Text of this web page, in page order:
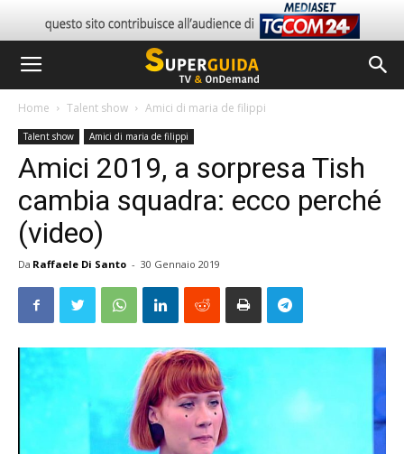
Home Talent show Amici di maria de filippi
Talent show Amici di maria de filippi
Amici 2019, a sorpresa Tish
cambia squadra: ecco perché
(video)
Da Raffaele Di Santo - 30 Gennaio 2019